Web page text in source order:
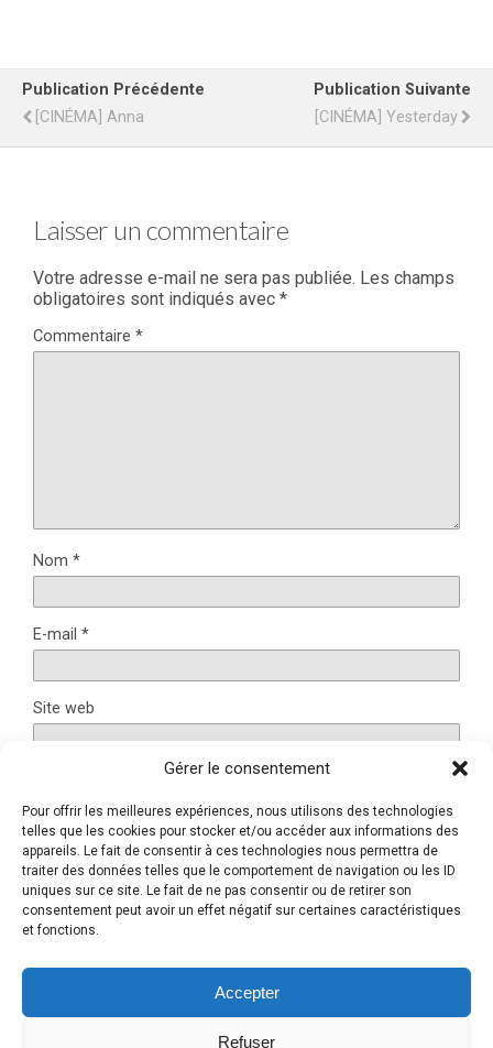
Gérer le consentement
Pour offrir les meilleures expériences, nous utilisons des technologies
telles que les cookies pour stocker et/ou accéder aux informations des
appareils. Le fait de consentir à ces technologies nous permettra de
traiter des données telles que le comportement de navigation ou les ID
uniques sur ce site. Le fait de ne pas consentir ou de retirer son
consentement peut avoir un effet négatif sur certaines caractéristiques
et fonctions.
Accepter
Refuser
Publication Précédente
[CINÉMA] Anna
Publication Suivante
[CINÉMA] Yesterday
Laisser un commentaire
Votre adresse e-mail ne sera pas publiée. Les champs
obligatoires sont indiqués avec *
Commentaire *
Nom *
E-mail *
Site web
Ce site utilise Akismet pour réduire les indésirables.En
savoir plus sur la façon dont les données de vos
commentaires sont traitées.
Retour au début